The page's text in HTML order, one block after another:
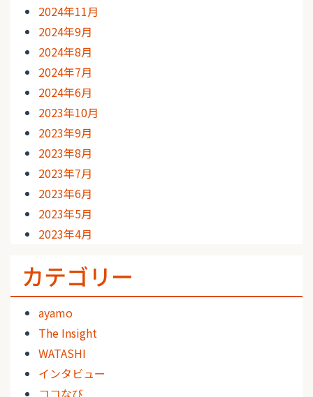
2024年11月
2024年9月
2024年8月
2024年7月
2024年6月
2023年10月
2023年9月
2023年8月
2023年7月
2023年6月
2023年5月
2023年4月
カテゴリー
ayamo
The Insight
WATASHI
インタビュー
ココなび